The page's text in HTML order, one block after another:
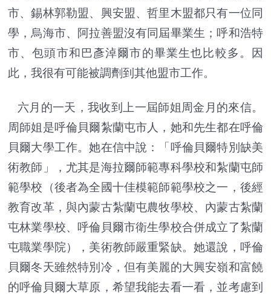
市、錫林郭勒盟、興安盟、哲里木盟都只有一位同
學，烏海市、阿拉善盟沒有同屆畢業生；呼和浩特
市、包頭市和巴彥淖爾市的畢業生也比較多。因
此，我很有可能被調劑到其他盟市工作。
六月的一天，我收到上一屆師姐周金月的來信。
周師姐是呼倫貝爾紮蘭屯市人，她和先生都在呼倫
貝爾大學工作。她在信中說：「呼倫貝爾特別缺美
術教師」，尤其是海拉爾師範專科學校和紮蘭屯師
範學校（後者為全國十佳模範師範學校之一，後經
教育改革，與內蒙古紮蘭屯農牧學校、內蒙古紮蘭
屯林業學校、呼倫貝爾市衛生學校合併成立了紮蘭
屯職業學院），美術教師嚴重緊缺。她還說，呼倫
貝爾冬天雖然特別冷，但有美麗的大興安嶺和富饒
的呼倫貝爾大草原，希望我能去看一看，並考慮到